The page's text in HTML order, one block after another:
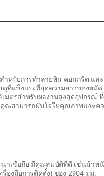
าหรับการทําลายหิน คอนกรีต แ
ที่แข็งแรงที่สุดความยาวของห
ตรสําหรับผลงานสูงสุดอุปกรณ์
คุณสามารถมั่นใจในคุณภาพและ
าเชื่อถือ มีคุณสมบัติที่ดี เช่นน้ํา
องมือการติดตั้ง) ของ 2904 มม.